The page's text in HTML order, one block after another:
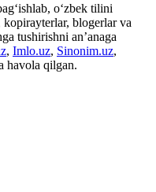
o‘zbek tilini
blogerlar va
tushirishni an’anaga
, Imlo.uz, Sinonim.uz,
havola qilgan.